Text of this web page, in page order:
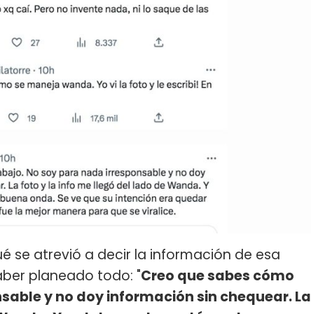
se atrevió a decir la información de esa
planeado todo: "Creo que sabes cómo
y no doy información sin chequear. La